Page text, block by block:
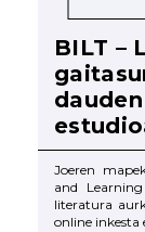
BILT –
Joeren
and
literatura
online inkesta